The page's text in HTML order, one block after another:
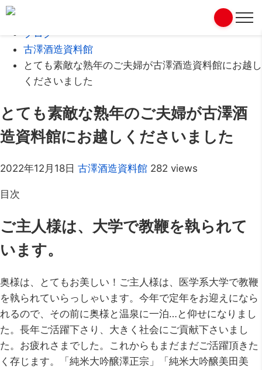
ブログ
古澤酒造資料館
とても素敵な熟年のご夫婦が古澤酒造資料館にお越し
くださいました
とても素敵な熟年のご夫婦が古澤酒
造資料館にお越しくださいました
2022年12月18日 古澤酒造資料館 282 views
目次
ご主人様は、大学で教鞭を執られて
います。
奥様は、とてもお美しい！ご主人様は、医学系大学で教鞭
を執られていらっしゃいます。今年で定年をお迎えになら
れるので、その前に奥様と温泉に一泊…と仰せになりまし
た。長年ご活躍下さり、大きく社会にご貢献下さいまし
た。お疲れさまでした。これからもまだまだご活躍頂きた
く存じます。「純米大吟醸澤正宗」「純米大吟醸美田美